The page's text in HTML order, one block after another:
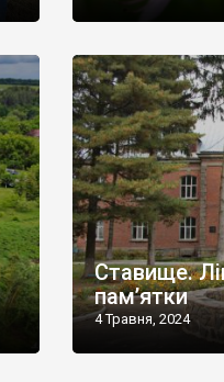
Ставище.
пам’ятки
4 Травня, 2024